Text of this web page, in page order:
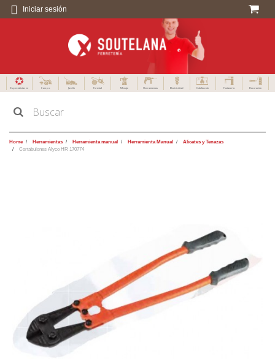
Iniciar sesión
Especialistas en Campo Jardín Forestal Menaje Herramientas Electricidad Calefacción Fontanería Decoración
Home Herramientas Herramienta manual Herramienta Manual
Alicates y Tenazas
Cortabulones Alyco HR 170774